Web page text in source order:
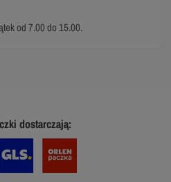
od 7.00 do 15.00.
dostarczają: